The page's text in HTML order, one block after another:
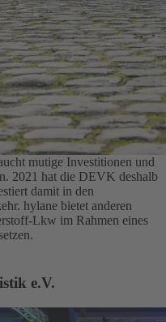
mutige Investitionen und
2021 hat die DEVK deshalb
damit in den
hylane bietet anderen
Lkw im Rahmen eines
e.V.